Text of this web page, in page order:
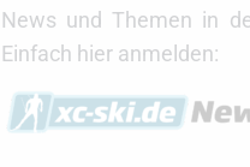
News und Themen in
Einfach hier anmelden: